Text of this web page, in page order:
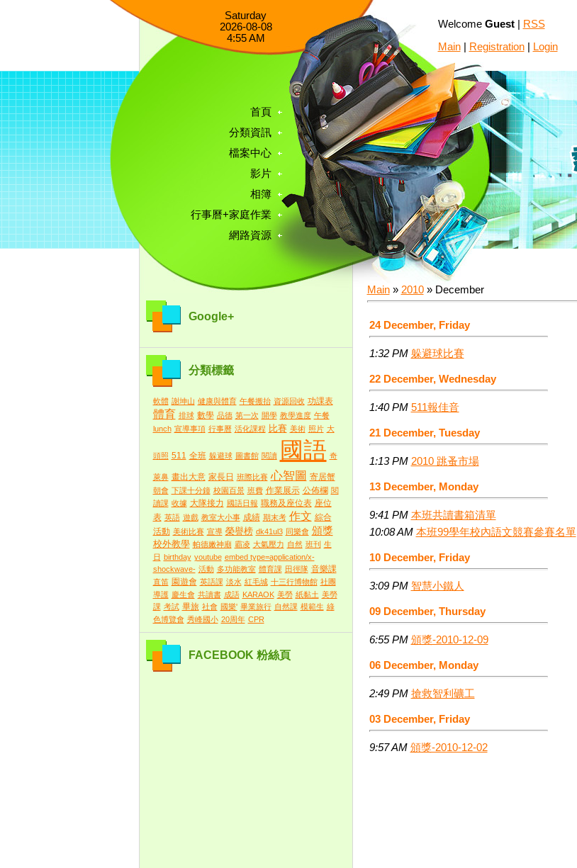
Saturday
2026-08-08
4:55 AM
首頁
分類資訊
檔案中心
影片
相簿
行事曆+家庭作業
網路資源
Google+
分類標籤
軟體 謝坤山 健康與體育 午餐搬抬 資源回收 功課表
體育 排球 數學 品德 第一次 開學 教學進度 午餐
lunch 宣導事項 行事曆 活化課程 比賽 美術 照片 大
頭照 511 全班 躲避球 圖書館 閱讀 國語 奇
萊鼻 畫出大意 家長日 班際比賽 心智圖 寄居蟹
朝會 下課十分鐘 校園百景 班費 作業展示 公佈欄 閱
讀課 收據 大隊接力 國語日報 職務及座位表 座位
表 英語 遊戲 教室大小事 成績 期末考 作文 綜合
活動 美術比賽 宣導 榮譽榜 dk41ul3 同樂會 頒獎
校外教學 帕德嫩神廟 霸凌 大氣壓力 自然 班刊 生
日 birthday youtube embed type=application/x-
shockwave- 活動 多功能教室 體育課 田徑隊 音樂課
直笛 園遊會 英語課 淡水 紅毛城 十三行博物館 社團
導護 慶生會 共讀書 成語 KARAOK 美勞 紙黏土 美勞
課 考試 畢旅 社會 國樂' 畢業旅行 自然課 模範生 綠
色博覽會 秀峰國小 20周年 CPR
FACEBOOK 粉絲頁
Welcome Guest|
RSS
Main| Registration| Login
Main» 2010 » December
24 December, Friday
1:32 PM 躲避球比賽
22 December, Wednesday
1:40 PM 511報佳音
21 December, Tuesday
1:13 PM 2010 跳蚤市場
13 December, Monday
9:41 PM 本班共讀書箱清單
10:08 AM 本班99學年校內語文競賽參賽名單
10 December, Friday
3:09 PM 智慧小鐵人
09 December, Thursday
6:55 PM 頒獎-2010-12-09
06 December, Monday
2:49 PM 搶救智利礦工
03 December, Friday
9:57 AM 頒獎-2010-12-02